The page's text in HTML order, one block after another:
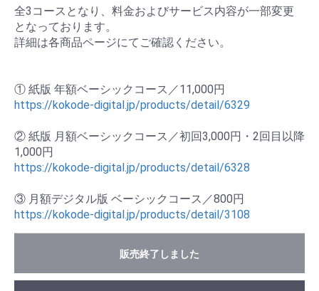
全3コースとなり、料金およびサービス内容が一部変更
となっております。
詳細は各商品ページにてご確認ください。
① 紙版 年額ベーシックコース／11,000円
https://kokode-digital.jp/products/detail/6329
② 紙版 月額ベーシックコース／初回3,000円・2回目以降
1,000円
https://kokode-digital.jp/products/detail/6328
③ 月額デジタル版 ベーシックコース／800円
https://kokode-digital.jp/products/detail/3108
販売終了しました